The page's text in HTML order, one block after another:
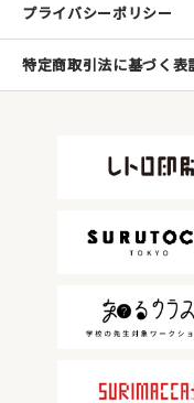
プライバシーポリシー
特定商取引法に基づく表